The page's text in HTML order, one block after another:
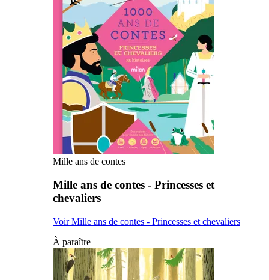
Mille ans de contes
Mille ans de contes - Princesses et
chevaliers
Voir Mille ans de contes - Princesses et chevaliers
À paraître